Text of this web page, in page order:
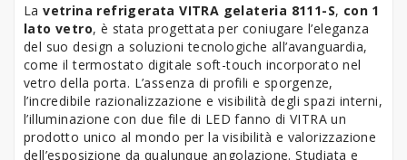
Lavetrina refrigerata VITRA gelateria 8111-S, con 1
lato vetro, è stata progettata per coniugare l’eleganza
del suo design a soluzioni tecnologiche all’avanguardia,
come il termostato digitale soft-touch incorporato nel
vetro della porta. L’assenza di profili e sporgenze,
l’incredibile razionalizzazione e visibilità degli spazi interni,
l’illuminazione con due file di LED fanno di VITRA un
prodotto unico al mondo per la visibilità e valorizzazione
dell’esposizione da qualunque angolazione. Studiata e